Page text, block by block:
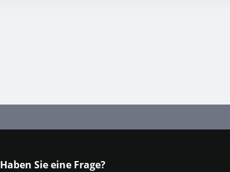
Haben Sie eine Frage?